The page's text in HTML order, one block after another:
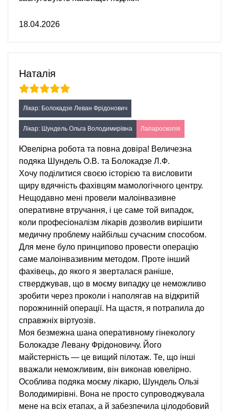
18.04.2026
Наталія
Лікар: Болокадзе Леван Фрідонович
Лікар: Шундель Ольга Володимирівна Лапароскопія
Ювелірна робота та повна довіра! Величезна
подяка Шундель О.В. та Болокадзе Л.Ф.
Хочу поділитися своєю історією та висловити
щиру вдячність фахівцям мамологічного центру.
Нещодавно мені провели малоінвазивне
оперативне втручання, і це саме той випадок,
коли професіоналізм лікарів дозволив вирішити
медичну проблему найбільш сучасним способом.
Для мене було принципово провести операцію
саме малоінвазивним методом. Проте інший
фахівець, до якого я зверталася раніше,
стверджував, що в моєму випадку це неможливо
зробити через проколи і наполягав на відкритій
порожнинній операції. На щастя, я потрапила до
справжніх віртуозів.
Моя безмежна шана оперативному гінекологу
Болокадзе Левану Фрідоновичу. Його
майстерність — це вищий пілотаж. Те, що інші
вважали неможливим, він виконав ювелірно.
Особлива подяка моєму лікарю, Шундель Ользі
Володимирівні. Вона не просто супроводжувала
мене на всіх етапах, а й забезпечила цілодобовий